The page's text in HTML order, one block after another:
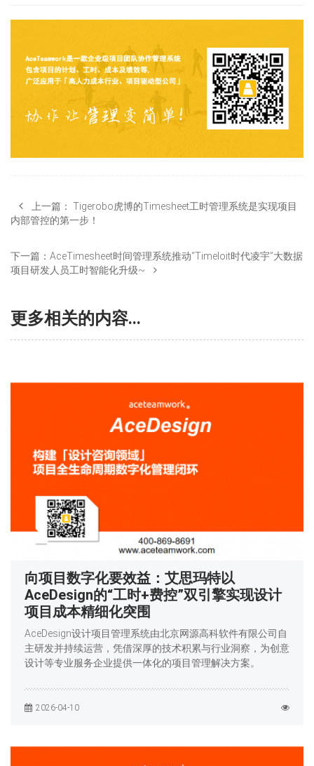
上一篇： Tigerobo虎博的Timesheet工时管理系统是实现项目
内部管控的第一步！
下一篇： AceTimesheet时间管理系统推动“Timeloit时代凌宇”大数据
项目研发人员工时智能化升级~
更多相关的内容...
向项目数字化要效益：艾思玛特以
AceDesign的“工时+费控”双引擎实现设计
项目成本精细化突围
AceDesign设计项目管理系统由北京网源高科软件有限公司自
主研发并持续运营，凭借深厚的技术积累与行业洞察，为创意
设计等专业服务企业提供一体化的项目管理解决方案。
2026-04-10